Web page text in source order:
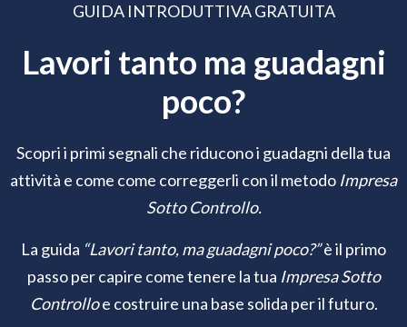
GUIDA INTRODUTTIVA GRATUITA
Lavori tanto ma guadagni
poco?
Scopri i primi segnali che riducono i guadagni della tua
attività e come come correggerli con il metodo Impresa
Sotto Controllo.
La guida “Lavori tanto, ma guadagni poco?”è il primo
passo per capire come tenere la tua Impresa Sotto
Controlloe costruire una base solida per il futuro.